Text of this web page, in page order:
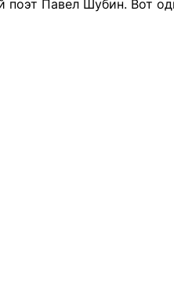
Павел Шубин. Вот